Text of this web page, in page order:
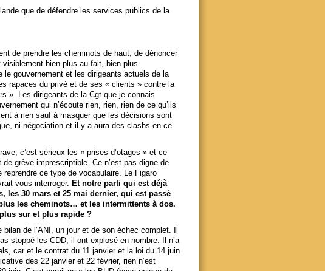
que de défendre les services publics de la
de prendre les cheminots de haut, de dénoncer
bien plus au fait, bien plus
gouvernement et les dirigeants actuels de la
rapaces du privé et de ses « clients » contre la
». Les dirigeants de la Cgt que je connais
qui n’écoute rien, rien, rien de ce qu’ils
à rien sauf à masquer que les décisions sont
ni négociation et il y a aura des clashs en ce
c’est sérieux les « prises d’otages » et ce
grève imprescriptible. Ce n’est pas digne de
ce type de vocabulaire. Le Figaro
vous interroger. Et notre parti qui est déjà
les 30 mars et 25 mai dernier, qui est passé
les cheminots… et les intermittents à dos.
sur et plus rapide ?
de l’ANI, un jour et de son échec complet. Il
stoppé les CDD, il ont explosé en nombre. Il n’a
car et le contrat du 11 janvier et la loi du 14 juin
des 22 janvier et 22 février, rien n’est